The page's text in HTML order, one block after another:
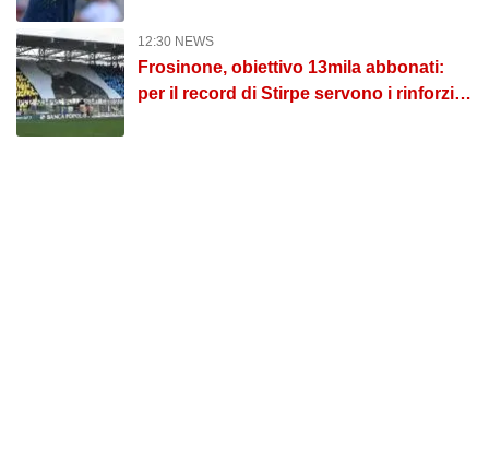
12:30 NEWS
Frosinone, obiettivo 13mila abbonati:
per il record di Stirpe servono i rinforzi